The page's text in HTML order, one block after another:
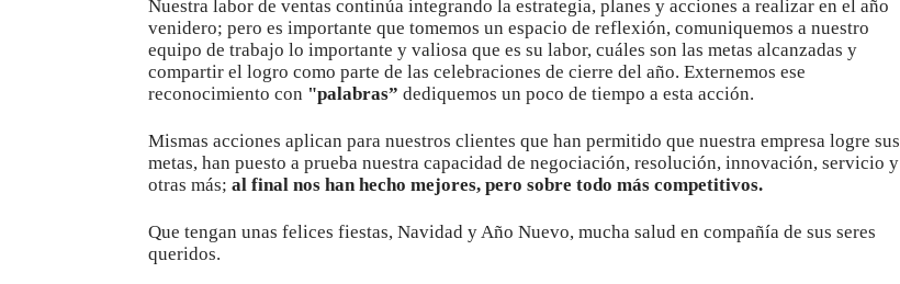
Nuestra labor de ventas continúa integrando la estrategia, planes y acciones a realizar en el año
venidero; pero es importante que tomemos un espacio de reflexión, comuniquemos a nuestro
equipo de trabajo lo importante y valiosa que es su labor, cuáles son las metas alcanzadas y
compartir el logro como parte de las celebraciones de cierre del año. Externemos ese
reconocimiento con "palabras” dediquemos un poco de tiempo a esta acción.
Mismas acciones aplican para nuestros clientes que han permitido que nuestra empresa logre sus
metas, han puesto a prueba nuestra capacidad de negociación, resolución, innovación, servicio y
otras más; al final nos han hecho mejores, pero sobre todo más competitivos.
Que tengan unas felices fiestas, Navidad y Año Nuevo, mucha salud en compañía de sus seres
queridos.